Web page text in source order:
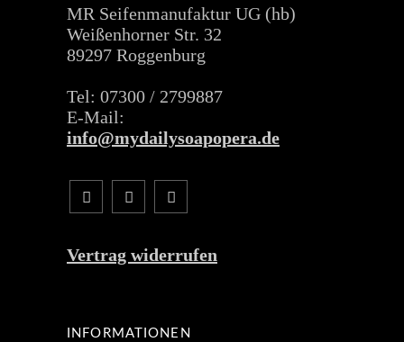
MR Seifenmanufaktur UG (hb)
Weißenhorner Str. 32
89297 Roggenburg
Tel: 07300 / 2799887
E-Mail:
info@mydailysoapopera.de
Vertrag widerrufen
INFORMATIONEN